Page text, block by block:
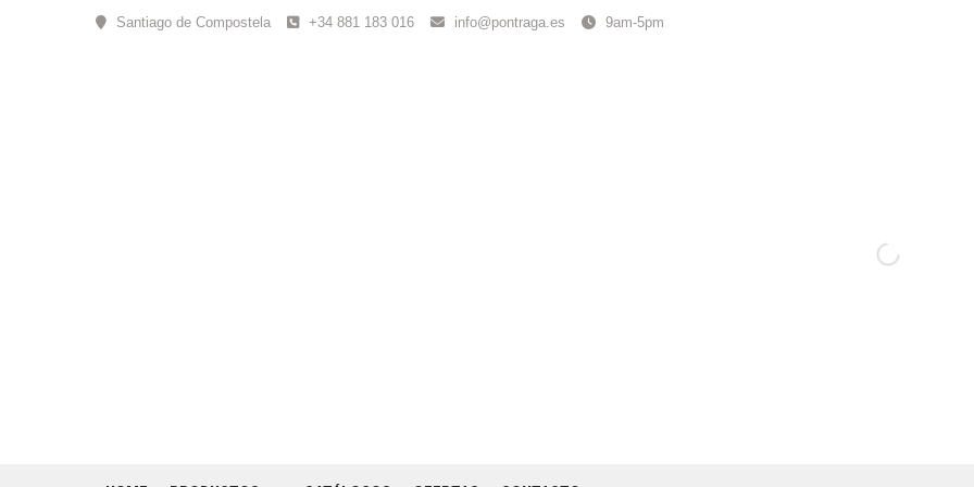
Santiago de Compostela +34 881 183 016 info@pontraga.es 9am-5pm